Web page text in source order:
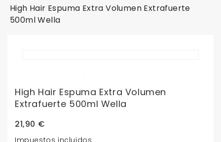
High Hair Espuma Extra Volumen Extrafuerte
500ml Wella
High Hair Espuma Extra Volumen
Extrafuerte 500ml Wella
21,90 €
Impuestos incluidos